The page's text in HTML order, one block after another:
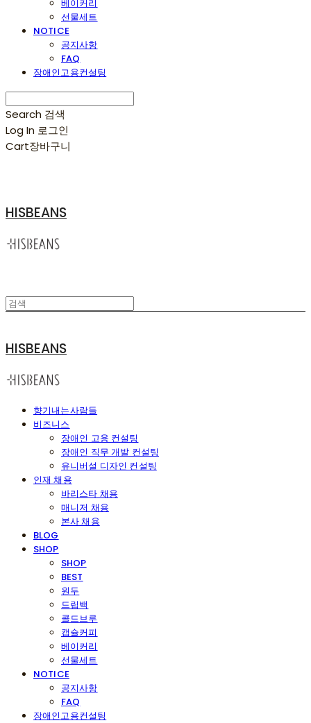
베이커리
선물세트
NOTICE
공지사항
FAQ
장애인고용컨설팅
Search 검색
Log In 로그인
Cart장바구니
HISBEANS
HISBEANS
향기내는사람들
비즈니스
장애인 고용 컨설팅
장애인 직무 개발 컨설팅
유니버설 디자인 컨설팅
인재 채용
바리스타 채용
매니저 채용
본사 채용
BLOG
SHOP
SHOP
BEST
원두
드립백
콜드브루
캡슐커피
베이커리
선물세트
NOTICE
공지사항
FAQ
장애인고용컨설팅